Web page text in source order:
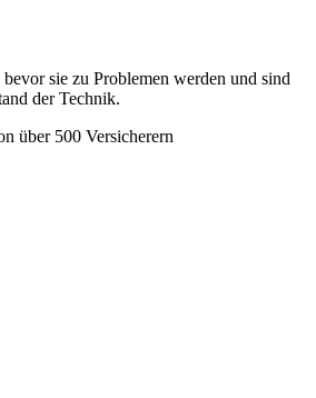
sie zu Problemen werden und sind
der Technik.
über 500 Versicherern